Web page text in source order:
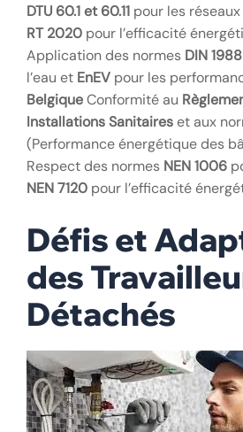
DTU 60.1 et 60.11 pour les
RT 2020 pour l’efficacité
Application des normes DIN 1988
l’eau et EnEV pour les
BelgiqueConformité au
Installations Sanitaireset aux
(Performance énergétique des
Respect des normes NEN 1006
NEN 7120 pour l’efficacité
Défis et
des
Détachés